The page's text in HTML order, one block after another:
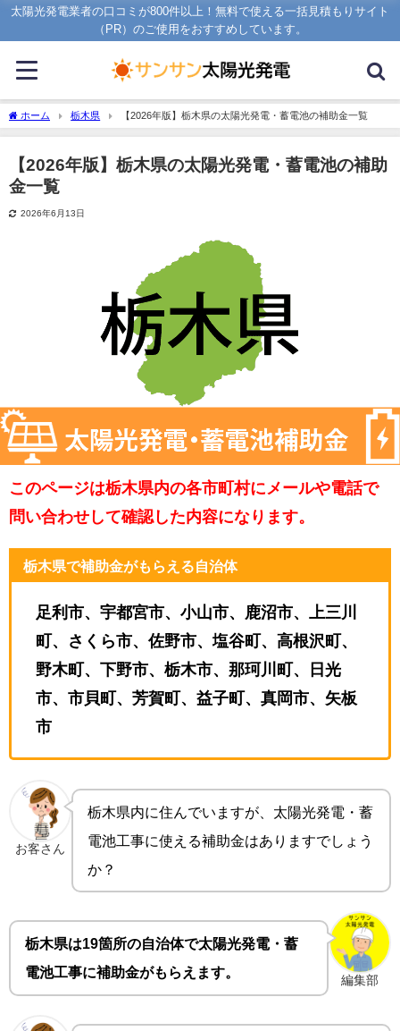
太陽光発電業者の口コミが800件以上！無料で使える一括見積もりサイト
（PR）のご使用をおすすめしています。
ホーム 栃木県 【2026年版】栃木県の太陽光発電・蓄電池の補助金一覧
【2026年版】栃木県の太陽光発電・蓄電池の補助
金一覧
2026年6月13日
このページは栃木県内の各市町村にメールや電話で
問い合わせして確認した内容になります。
栃木県で補助金がもらえる自治体
足利市、宇都宮市、小山市、鹿沼市、上三川
町、さくら市、佐野市、塩谷町、高根沢町、
野木町、下野市、栃木市、那珂川町、日光
市、市貝町、芳賀町、益子町、真岡市、矢板
市
お客さん
栃木県内に住んでいますが、太陽光発電・蓄
電池工事に使える補助金はありますでしょう
か？
編集部
栃木県は19箇所の自治体で太陽光発電・蓄
電池工事に補助金がもらえます。